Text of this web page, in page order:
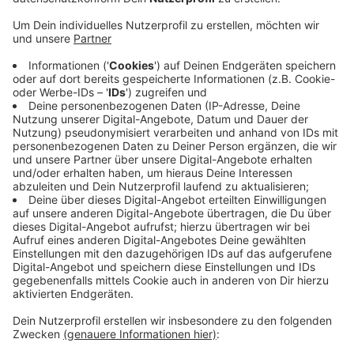
dem Vorplatz (12:00-15:00 Uhr). Das neue
Bahnhofsgebäude, das große Fahrradparkhaus und den
neu gestalteten Vorplatz nutzen Sie schon länger.
Viele sind zufrieden damit. Allerdings fragen Sie sich
auch, was mit der geplanten Brücke für Fußgänger und
Radfahrer passiert. Sie liegt seit fast zwei Jahren
neben den Gleisen. Im Rechtsstreit um mögliche
Mängel stehen noch Gutachter-Ergebnisse aus. Erst
wenn sie vorliegen, zeichnet sich ab, wann es mit
diesem letzten großen Baustein des
Bahnhofsprojektes etwas werden könnte.
Anzeige